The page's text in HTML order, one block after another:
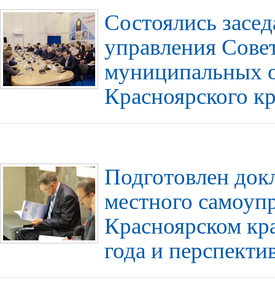
Состоялись
управления
муниципальных
Красноярского
Подготовлен
местного
Красноярском
года и